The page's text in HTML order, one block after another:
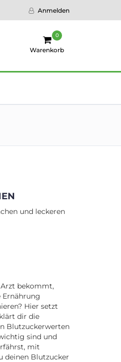
Anmelden
Warenkorb
0
und leckeren
bekommt,
Ernährung
Hier setzt
dir die
Blutzuckerwerten
sind und
mit
deinen Blutzucker